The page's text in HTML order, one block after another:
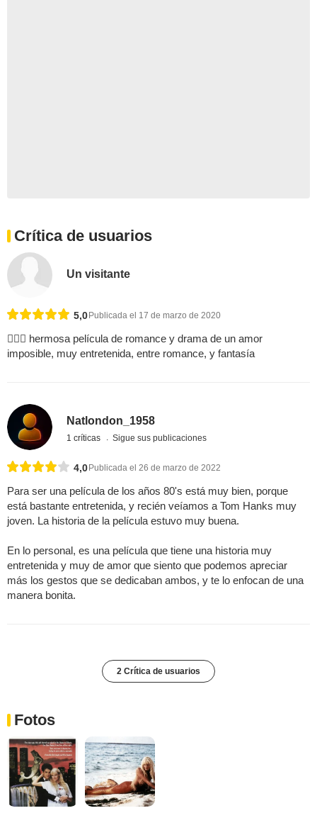
Crítica de usuarios
Un visitante
5,0 Publicada el 17 de marzo de 2020
 hermosa película de romance y drama de un amor
imposible, muy entretenida, entre romance, y fantasía
Natlondon_1958
1 críticas Sigue sus publicaciones
4,0Publicada el 26 de marzo de 2022
Para ser una película de los años 80's está muy bien, porque
está bastante entretenida, y recién veíamos a Tom Hanks muy
joven. La historia de la película estuvo muy buena.
En lo personal, es una película que tiene una historia muy
entretenida y muy de amor que siento que podemos apreciar
más los gestos que se dedicaban ambos, y te lo enfocan de una
manera bonita.
2 Crítica de usuarios
Fotos